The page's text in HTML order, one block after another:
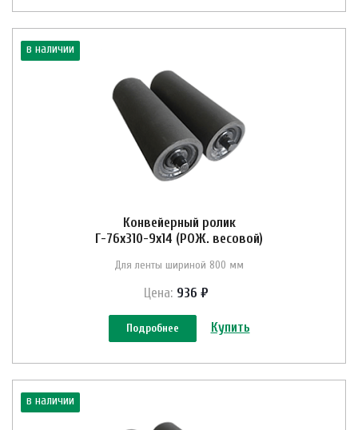
в наличии
Конвейерный ролик
Г-76х310-9х14 (РОЖ. весовой)
Для ленты шириной 800 мм
Цена: 936 ₽
Подробнее Купить
в наличии